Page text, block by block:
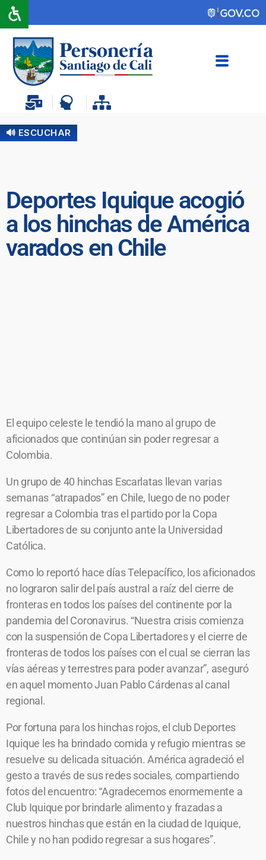
🔊 ESCUCHAR
Deportes Iquique acogió
a los hinchas de América
varados en Chile
El equipo celeste le tendió la mano al grupo de
aficionados que continúan sin poder regresar a
Colombia.
Un grupo de 40 hinchas Escarlatas llevan varias
semanas “atrapados” en Chile, luego de no poder
regresar a Colombia tras el partido por la Copa
Libertadores de su conjunto ante la Universidad
Católica.
Como lo reportó hace días Telepacífico, los aficionados
no lograron salir del país austral a raíz del cierre de
fronteras en todos los países del continente por la
pandemia del Coronavirus. “Nuestra crisis comienza
con la suspensión de Copa Libertadores y el cierre de
fronteras de todos los países con el cual se cierran las
vías aéreas y terrestres para poder avanzar”, aseguró
en aquel momento Juan Pablo Cárdenas al canal
regional.
Por fortuna para los hinchas rojos, el club Deportes
Iquique les ha brindado comida y refugio mientras se
resuelve su delicada situación. América agradeció el
gesto a través de sus redes sociales, compartiendo
fotos del encuentro: “Agradecemos enormemente a
Club Iquique por brindarle alimento y frazadas a
nuestros hinchas que están en la ciudad de Iquique,
Chile y no han podido regresar a sus hogares”.